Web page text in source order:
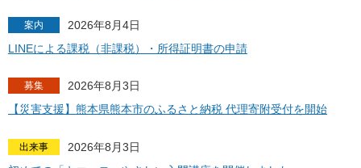
案内
2026年8月4日
LINEによる課税（非課税）・所得証明書の申請
募集
2026年8月3日
【災害支援】熊本県熊本市のふるさと納税 代理寄附受付を開始
出来事
2026年8月3日